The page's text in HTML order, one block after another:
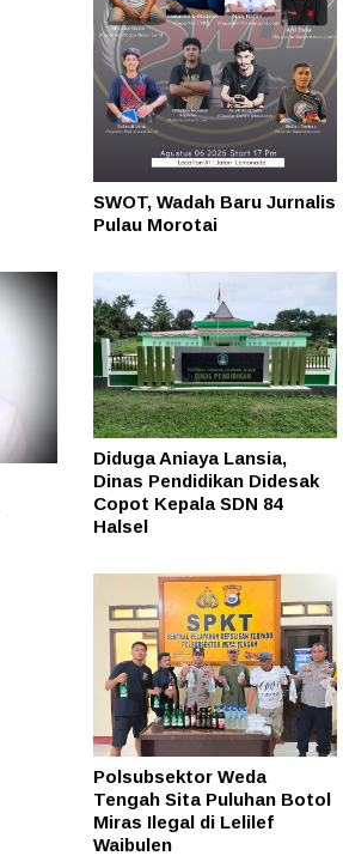
SWOT, Wadah Baru Jurnalis
Pulau Morotai
Diduga Aniaya Lansia,
Dinas Pendidikan Didesak
Copot Kepala SDN 84
Halsel
Polsubsektor Weda
Tengah Sita Puluhan Botol
Miras Ilegal di Lelilef
Waibulen